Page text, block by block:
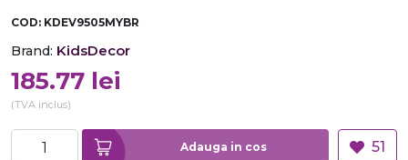
COD: KDEV9505MYBR
Brand: KidsDecor
185.77 lei
(TVA inclus)
Adauga in cos 51